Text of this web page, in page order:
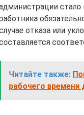
стало
отказа или
Читайте также:
рабочего времени